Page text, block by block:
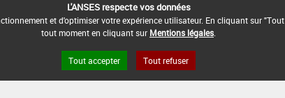
L'ANSES respecte vos données
et d'optimiser votre expérience utilisateur. En cliquant sur
tout moment en cliquant sur Mentions légales
Tout accepter Tout refuser